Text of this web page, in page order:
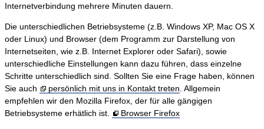
Internetverbindung mehrere Minuten dauern.
Die unterschiedlichen Betriebsysteme (z.B. Windows XP, Mac OS X
oder Linux) und Browser (dem Programm zur Darstellung von
Internetseiten, wie z.B. Internet Explorer oder Safari), sowie
unterschiedliche Einstellungen kann dazu führen, dass einzelne
Schritte unterschiedlich sind. Sollten Sie eine Frage haben, können
Sie auch
persönlich mit uns in Kontakt treten . Allgemein
empfehlen wir den Mozilla Firefox, der für alle gängigen
Betriebsysteme erhätlich ist.
Browser Firefox